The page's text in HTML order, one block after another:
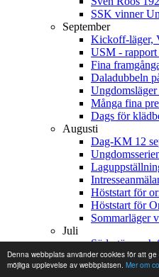
Denna webbplats använder cookies för att
möjliga upplevelse av webbplatsen. Mer om
SSK vinner
September
Kickoff-läger,
USM -
Fina
Daladubbeln
Många fina
Dags för
Augusti
Dag-KM 12
Höststart för
Höststart för
Sommarläger
Juli
Södertörn och
Nummer 2 av